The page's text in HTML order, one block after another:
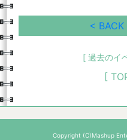
< BACK
[ 過去のイ
[
Copyright (C)Mashup